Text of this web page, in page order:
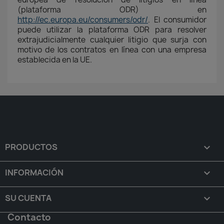
(plataforma ODR) en
http://ec.europa.eu/consumers/odr/. El consumidor
puede utilizar la plataforma ODR para resolver
extrajudicialmente cualquier litigio que surja con
motivo de los contratos en línea con una empresa
establecida en la UE.
PRODUCTOS 
INFORMACIÓN 
SU CUENTA 
Contacto